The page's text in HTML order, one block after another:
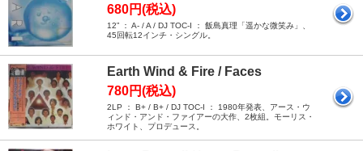
680円(税込)
12” ： A- / A / DJ TOC-I ： 飯島真理「遥かな微笑み」、
45回転12インチ・シングル。
Earth Wind & Fire / Faces
780円(税込)
2LP ： B+ / B+ / DJ TOC-I ： 1980年発表、アース・ウ
ィンド・アンド・ファイアーの大作、2枚組。モーリス・
ホワイト、プロデュース。